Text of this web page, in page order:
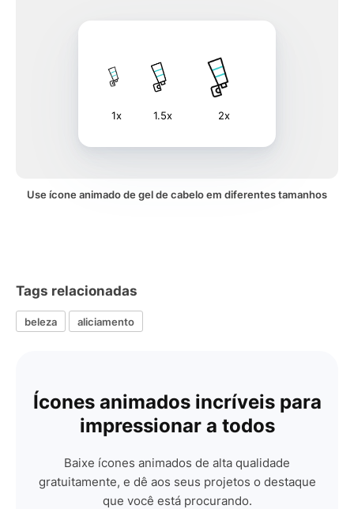
1x 1.5x 2x
Use ícone animado de gel de cabelo em diferentes tamanhos
Tags relacionadas
beleza aliciamento
Ícones animados incríveis para
impressionar a todos
Baixe ícones animados de alta qualidade
gratuitamente, e dê aos seus projetos o destaque
que você está procurando.